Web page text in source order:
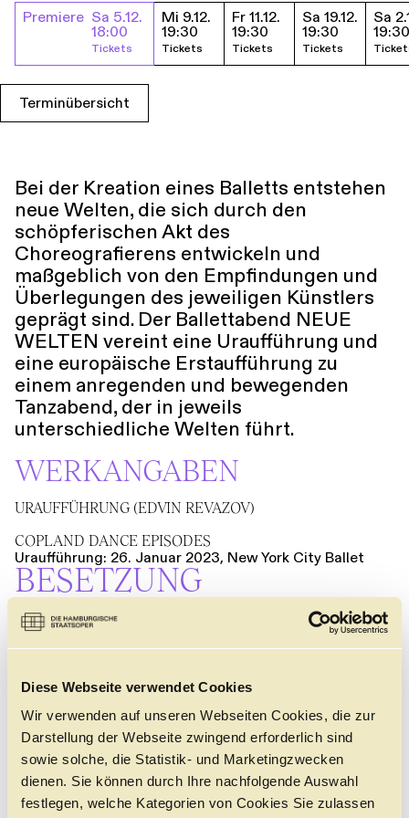
Diese Webseite verwendet Cookies
Wir verwenden auf unseren Webseiten Cookies, die zur
Darstellung der Webseite zwingend erforderlich sind
sowie solche, die Statistik- und Marketingzwecken
dienen. Sie können durch Ihre nachfolgende Auswahl
festlegen, welche Kategorien von Cookies Sie zulassen
Führungen Jobs Kontakt
Termine & Tickets
Premiere Sa 5.12.
18:00
Tickets
Mi 9.12.
19:30
Tickets
Fr 11.12.
19:30
Tickets
Sa 19.12.
19:30
Tickets
Sa
19:30
Terminübersicht
Bei der Kreation eines Balletts entstehen
neue Welten, die sich durch den
schöpferischen Akt des
Choreografierens entwickeln und
maßgeblich von den Empfindungen und
Überlegungen des jeweiligen Künstlers
geprägt sind. Der Ballettabend NEUE
WELTEN vereint eine Uraufführung und
eine europäische Erstaufführung zu
einem anregenden und bewegenden
Tanzabend, der in jeweils
unterschiedliche Welten führt.
WERKANGABEN
URAUFFÜHRUNG (EDVIN REVAZOV)
COPLAND DANCE EPISODES
Uraufführung: 26. Januar 2023, New York City Ballet
BESETZUNG
Orchester
Philhar­mo­nisches Staats­orchester Hamburg
URAUFFÜHRUNG (EDVIN
REVAZOV)
+
COPLAND DANCE EPISODES
+
DAS STÜCK